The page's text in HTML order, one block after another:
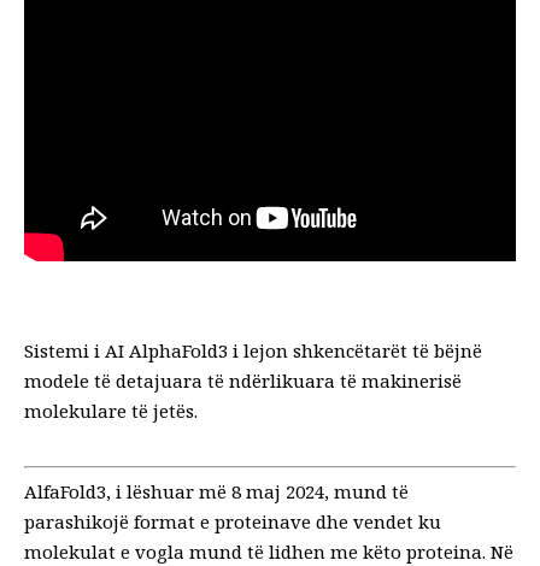
Sistemi i AI AlphaFold3 i lejon shkencëtarët të bëjnë
modele të detajuara të ndërlikuara të makinerisë
molekulare të jetës.
AlfaFold3, i lëshuar më 8 maj 2024, mund të
parashikojë format e proteinave dhe vendet ku
molekulat e vogla mund të lidhen me këto proteina. Në